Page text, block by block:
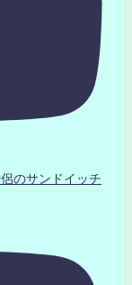
のサンドイッチ